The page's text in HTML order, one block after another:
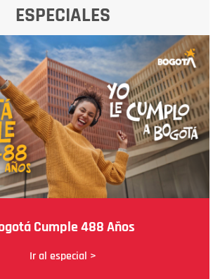
ESPECIALES
Cumple 488 Años
Ir al especial >